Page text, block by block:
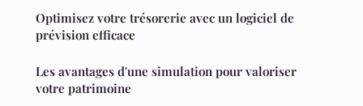
Optimisez votre trésorerie avec un logiciel de
prévision efficace
Les avantages d'une simulation pour valoriser
votre patrimoine